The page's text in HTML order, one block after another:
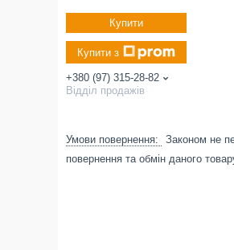
Купити
Купити з
+380 (97) 315-28-82
Відділ продажів
Законом не
повернення та обмін даного